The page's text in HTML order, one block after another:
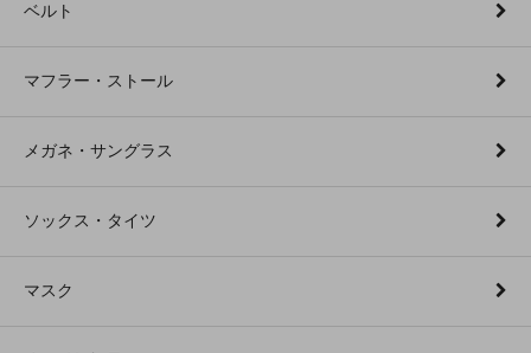
ベルト
マフラー・ストール
メガネ・サングラス
ソックス・タイツ
マスク